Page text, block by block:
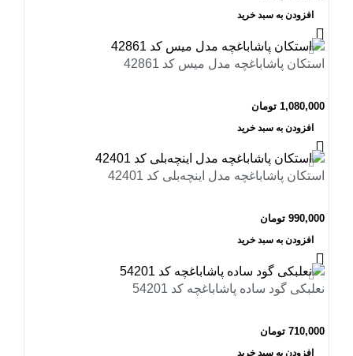
افزودن به سبد خرید
استکان پاشاباغچه مدل میس کد 42861
1,080,000 تومان
افزودن به سبد خرید
استکان پاشاباغچه مدل اینچه‌بلی کد 42401
990,000 تومان
افزودن به سبد خرید
نعلبکی گود ساده پاشاباغچه کد 54201
710,000 تومان
افزودن به سبد خرید